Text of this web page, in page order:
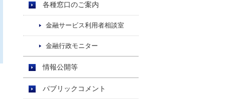
各種窓口のご案内
金融サービス利用者相談室
金融行政モニター
情報公開等
パブリックコメント